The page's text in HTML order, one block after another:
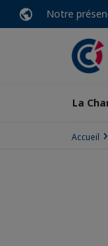
Notre
La
Accueil